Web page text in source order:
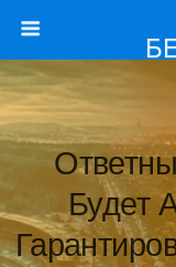
Будет